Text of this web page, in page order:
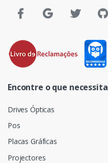
Encontre o que necessita
Drives Ópticas
Pos
Placas Gráficas
Projectores